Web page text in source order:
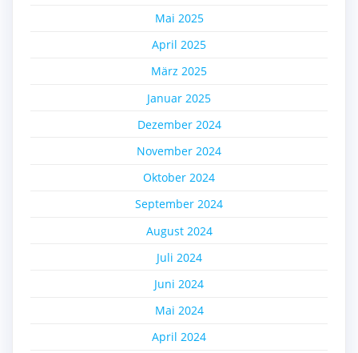
Mai 2025
April 2025
März 2025
Januar 2025
Dezember 2024
November 2024
Oktober 2024
September 2024
August 2024
Juli 2024
Juni 2024
Mai 2024
April 2024